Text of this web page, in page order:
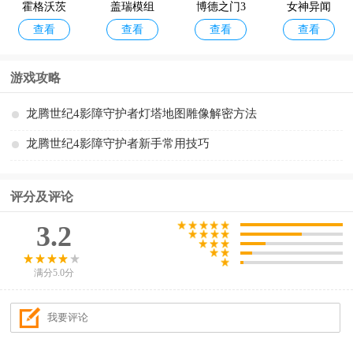
霍格沃茨
之遗中文
查看
盖瑞模组
电脑版
查看
博德之门3
破解版
查看
女神异闻
录3 Reload
查看
游戏攻略
龙腾世纪4影障守护者灯塔地图雕像解密方法
龙腾世纪4影障守护者新手常用技巧
评分及评论
3.2
满分5.0分